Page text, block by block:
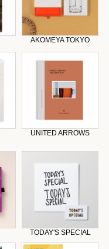
AKOMEYA TOKYO
UNITED ARROWS
TODAY'S SPECIAL